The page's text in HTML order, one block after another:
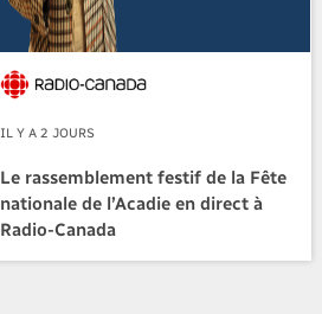
IL Y A 2 JOURS
Le rassemblement festif de la Fête
nationale de l’Acadie en direct à
Radio-Canada